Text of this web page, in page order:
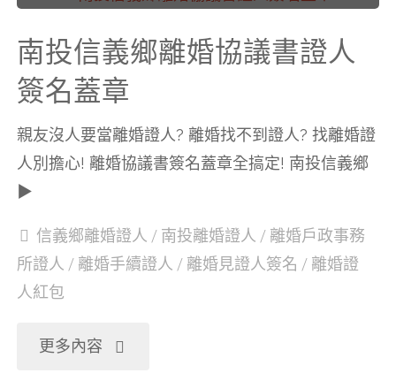
仁
愛
鄉
離
書
南投信義鄉離婚協議書證人
簽名蓋章
親友沒人要當離婚證人? 離婚找不到證人? 找離婚證
人別擔心! 離婚協議書簽名蓋章全搞定! 南投信義鄉
▶
信義鄉離婚證人 / 南投離婚證人 / 離婚戶政事務
所證人 / 離婚手續證人 / 離婚見證人簽名 / 離婚證
人紅包
更多內容 "南